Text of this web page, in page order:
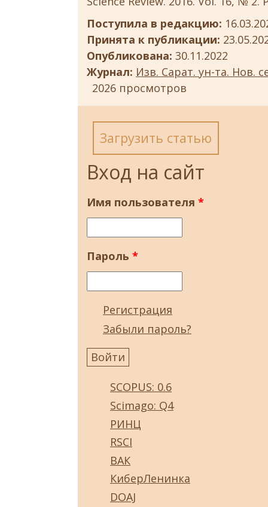
Поступила в редакцию:
Принята к публикации:
Опубликована: 30.11.2022
Журнал: Изв. Сарат. ун-та. Нов.
2026 просмотров
Загрузить статью
Вход на сайт
Имя пользователя *
Пароль *
Регистрация
Забыли пароль?
SCOPUS: 0.6
Scimago: Q4
РИНЦ
RSCI
ВАК
КиберЛенинка
DOAJ